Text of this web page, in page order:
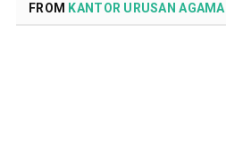
FROM KANTOR URUSAN AGAMA